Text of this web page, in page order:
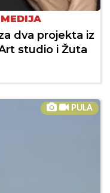
dva projekta iz
studio i Žuta
PULA